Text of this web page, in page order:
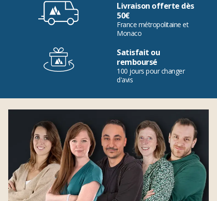
Livraison offerte dès
50€
France métropolitaine et
Monaco
Satisfait ou
remboursé
100 jours pour changer
d'avis